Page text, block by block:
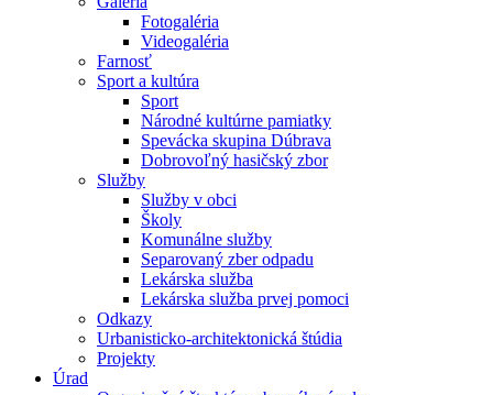
Fotogaléria
Videogaléria
Farnosť
Sport a kultúra
Sport
Národné kultúrne pamiatky
Spevácka skupina Dúbrava
Dobrovoľný hasičský zbor
Služby
Služby v obci
Školy
Komunálne služby
Separovaný zber odpadu
Lekárska služba
Lekárska služba prvej pomoci
Odkazy
Urbanisticko-architektonická štúdia
Projekty
Úrad